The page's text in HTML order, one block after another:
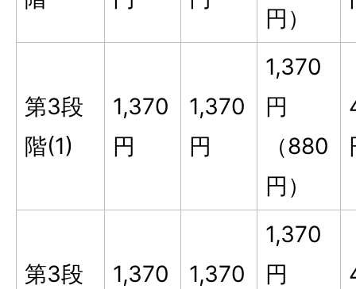
円）
第3段
階(1)
1,370
円
1,370
円
1,370
円
（880
円）
第3段
1,370
1,370
1,370
円